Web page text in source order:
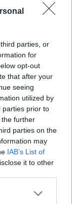
parties, or
for
opt-out
that after your
seeing
utilized by
parties prior to
further
parties on the
may
IAB’s List of
it to other
με μόνη
τους
άλλες